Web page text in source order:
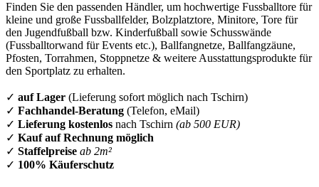
Finden Sie den passenden Händler, um hochwertige Fussballtore für
kleine und große Fussballfelder, Bolzplatztore, Minitore, Tore für
den Jugendfußball bzw. Kinderfußball sowie Schusswände
(Fussballtorwand für Events etc.), Ballfangnetze, Ballfangzäune,
Pfosten, Torrahmen, Stoppnetze & weitere Ausstattungsprodukte für
den Sportplatz zu erhalten.
✓ auf Lager (Lieferung sofort möglich nach Tschirn)
✓ Fachhandel-Beratung (Telefon, eMail)
✓ Lieferung kostenlos nach Tschirn (ab 500 EUR)
✓ Kauf auf Rechnung möglich
✓ Staffelpreise ab 2m²
✓ 100% Käuferschutz